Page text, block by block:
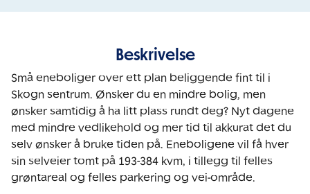
Beskrivelse
Små eneboliger over ett plan beliggende fint til i
Skogn sentrum. Ønsker du en mindre bolig, men
ønsker samtidig å ha litt plass rundt deg? Nyt dagene
med mindre vedlikehold og mer tid til akkurat det du
selv ønsker å bruke tiden på. Eneboligene vil få hver
sin selveier tomt på 193-384 kvm, i tillegg til felles
grøntareal og felles parkering og vei-område.